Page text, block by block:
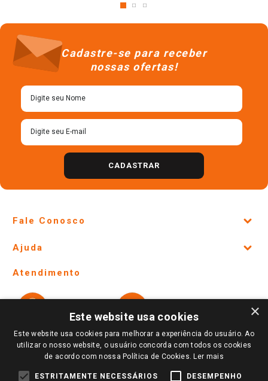
Cadastre-se para receber
nossas ofertas!
CADASTRAR
Fale Conosco
Lojas Físicas e Horários
Ofertas
Notícias
Perguntas frequentes
Trabalhe Conosco
Ajuda
Formas de Pagamento
Políticas de entrega
Trocas e Devoluções
Atendimento
Vendas Online
Ouvidoria
Redes Sociais
×
Este website usa cookies
Este website usa cookies para melhorar a experiência do usuário. Ao
utilizar o nosso website, o usuário concorda com todos os cookies
de acordo com nossa Política de Cookies. Ler mais
ESTRITAMENTE NECESSÁRIOS DESEMPENHO